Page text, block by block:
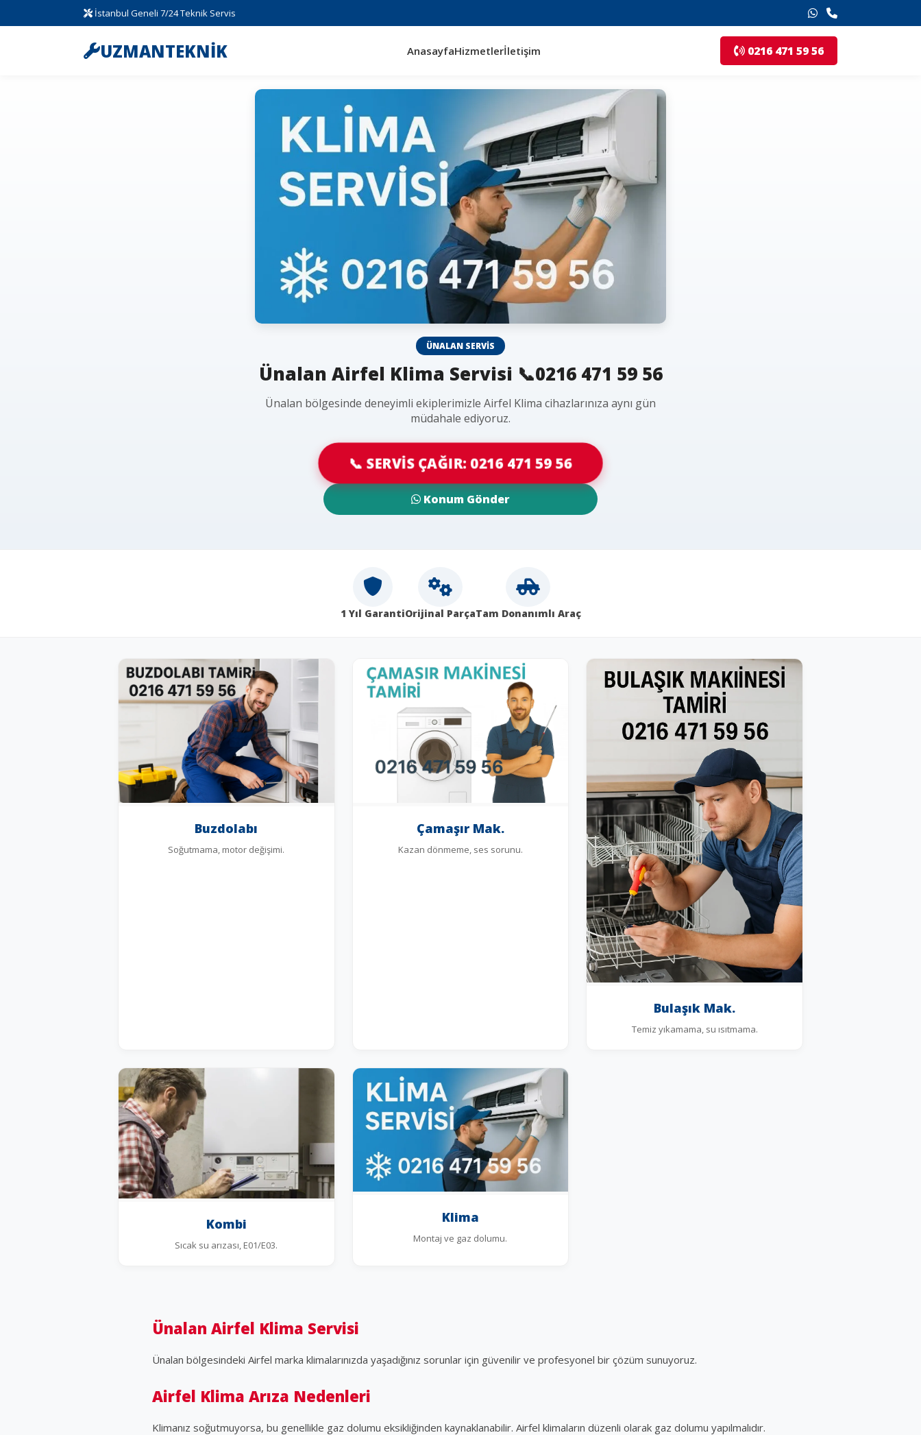
İstanbul Geneli 7/24 Teknik Servis
UZMANTEKNİK AnasayfaHizmetlerİletişim 0216 471 59 56
ÜNALAN SERVIS
Ünalan Airfel Klima Servisi 📞0216 471 59 56
Ünalan bölgesinde deneyimli ekiplerimizle Airfel Klima cihazlarınıza aynı gün
müdahale ediyoruz.
📞 SERVİS ÇAĞIR: 0216 471 59 56
Konum Gönder
1 Yıl GarantiOrijinal ParçaTam Donanımlı Araç
Buzdolabı
Soğutmama, motor değişimi.
Çamaşır Mak.
Kazan dönmeme, ses sorunu.
Bulaşık Mak.
Temiz yıkamama, su ısıtmama.
Kombi
Sıcak su arızası, E01/E03.
Klima
Montaj ve gaz dolumu.
Ünalan Airfel Klima Servisi
Ünalan bölgesindeki Airfel marka klimalarınızda yaşadığınız sorunlar için güvenilir ve profesyonel bir çözüm sunuyoruz.
Airfel Klima Arıza Nedenleri
Klimanız soğutmuyorsa, bu genellikle gaz dolumu eksikliğinden kaynaklanabilir. Airfel klimaların düzenli olarak gaz dolumu yapılmalıdır.